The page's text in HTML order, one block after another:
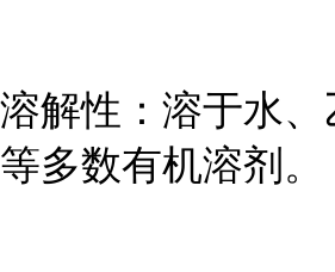
溶解性：溶于水
等多数有机溶剂。